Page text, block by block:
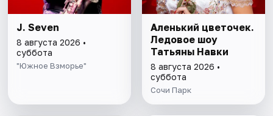
J. Seven
8 августа 2026 •
суббота
"Южное Взморье"
Аленький цветочек.
Ледовое шоу
Татьяны Навки
8 августа 2026 •
суббота
Сочи Парк